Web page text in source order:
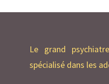
Le grand
spécialisé dans les